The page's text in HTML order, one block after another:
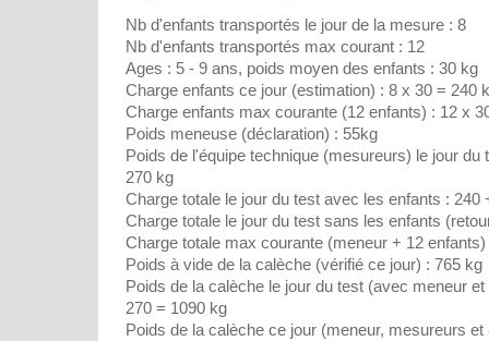
Nb d'enfants transportés le jour de la mesure : 8
Nb d'enfants transportés max courant : 12
Ages : 5 - 9 ans, poids moyen des enfants : 30 kg
Charge enfants ce jour (estimation) : 8 x 30 = 240
Charge enfants max courante (12 enfants) : 12 x
Poids meneuse (déclaration) : 55kg
Poids de l'équipe technique (mesureurs) le jour
270 kg
Charge totale le jour du test avec les enfants : 240
Charge totale le jour du test sans les enfants
Charge totale max courante (meneur + 12
Poids à vide de la calèche (vérifié ce jour) : 765 kg
Poids de la calèche le jour du test (avec meneur
270 = 1090 kg
Poids de la calèche ce jour (meneur, mesureurs